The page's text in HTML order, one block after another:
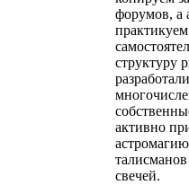
форумов, а
структуру
разработали
активно
свечей.